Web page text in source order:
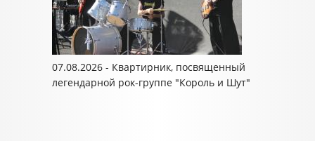
07.08.2026 - Квартирник, посвященный
легендарной рок-группе "Король и Шут"